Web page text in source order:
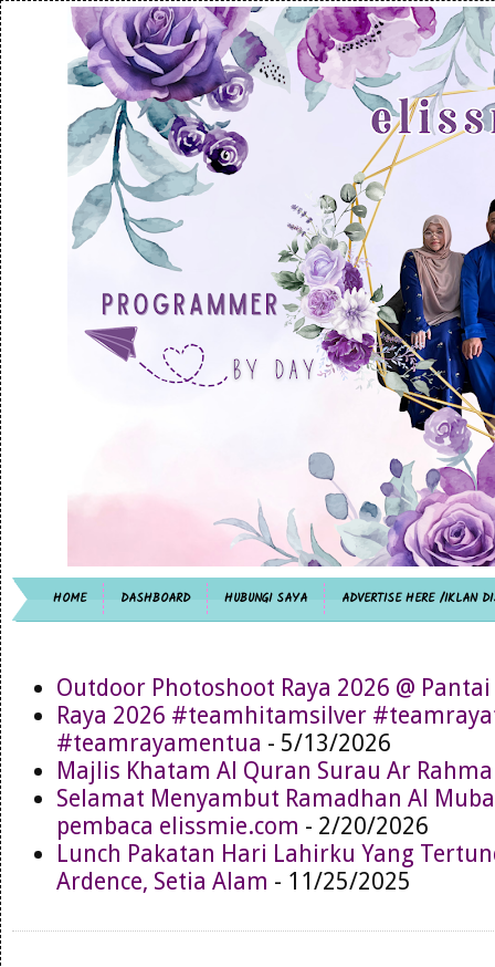
HOME DASHBOARD HUBUNGI SAYA ADVERTISE HERE /IKLAN
Outdoor Photoshoot Raya 2026 @ Pantai
Raya 2026 #teamhitamsilver
#teamrayamentua - 5/13/2026
Majlis Khatam Al Quran Surau Ar
Selamat Menyambut Ramadhan Al
pembaca elissmie.com - 2/20/2026
Lunch Pakatan Hari Lahirku Yang
Ardence, Setia Alam - 11/25/2025